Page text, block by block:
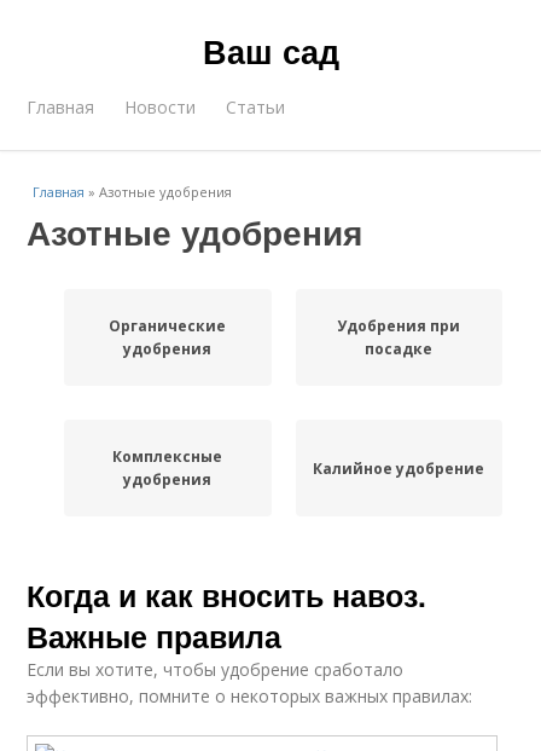
Ваш сад
Главная Новости Статьи
Главная »Азотные удобрения
Азотные удобрения
Органические
удобрения
Удобрения при
посадке
Комплексные
удобрения
Калийное удобрение
Когда и как вносить навоз.
Важные правила
Если вы хотите, чтобы удобрение сработало
эффективно, помните о некоторых важных правилах: